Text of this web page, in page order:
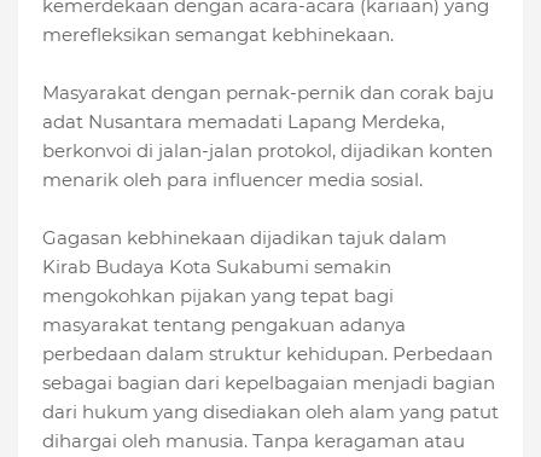
kemerdekaan dengan acara-acara (kariaan) yang
merefleksikan semangat kebhinekaan.
Masyarakat dengan pernak-pernik dan corak baju
adat Nusantara memadati Lapang Merdeka,
berkonvoi di jalan-jalan protokol, dijadikan konten
menarik oleh para influencer media sosial.
Gagasan kebhinekaan dijadikan tajuk dalam
Kirab Budaya Kota Sukabumi semakin
mengokohkan pijakan yang tepat bagi
masyarakat tentang pengakuan adanya
perbedaan dalam struktur kehidupan. Perbedaan
sebagai bagian dari kepelbagaian menjadi bagian
dari hukum yang disediakan oleh alam yang patut
dihargai oleh manusia. Tanpa keragaman atau